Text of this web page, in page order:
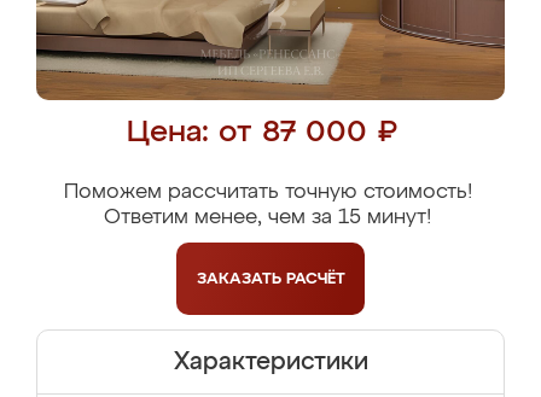
Цена: от 87 000 ₽
Поможем рассчитать точную стоимость!
Ответим менее, чем за 15 минут!
ЗАКАЗАТЬ РАСЧЁТ
Характеристики